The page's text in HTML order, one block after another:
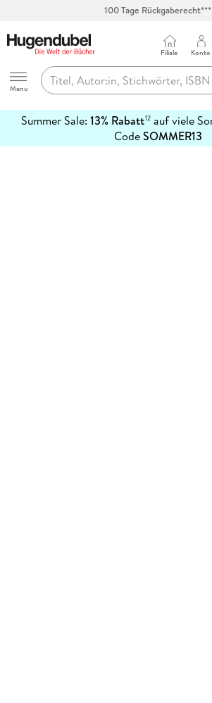
100 Tage Rückgaberecht***
Hugendubel
Menu
Filiale Konto
Summer Sale: 13% Rabatt12auf viele
CodeSOMMER13
erfahren